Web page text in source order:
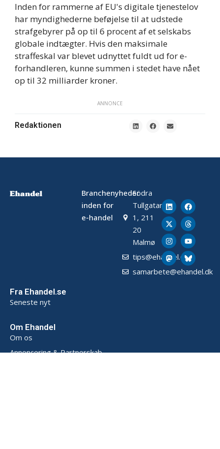
Inden for rammerne af EU's digitale tjenestelov
har myndighederne beføjelse til at udstede
strafgebyrer på op til 6 procent af et selskabs
globale indtægter. Hvis den maksimale
straffeskal var blevet udnyttet fuldt ud for e-
forhandleren, kunne summen i stedet have nået
op til 32 milliarder kroner.
ANNONCE
Redaktionen
Branchenyheder
inden for
e-handel
Södra
Tullgatan
1, 211
20
Malmø
tips@ehandel.dk
samarbete@ehandel.dk
Fra Ehandel.se
Seneste nyt
Om Ehandel
Om os
Annoncering & Partnerskab